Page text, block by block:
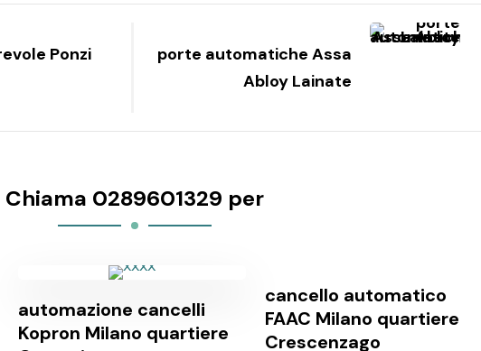
Ponzi
porte automatiche Assa
Abloy Lainate
Chiama 0289601329 per
automazione cancelli
Kopron Milano quartiere
cancello automatico
FAAC Milano quartiere
Crescenzago